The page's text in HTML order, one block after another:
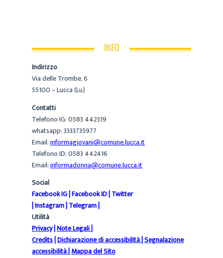
INFO
Indirizzo
Via delle Trombe, 6
55100 – Lucca (Lu)
Contatti
Telefono IG: 0583 442319
whatsapp: 3333735977
Email:informagiovani@comune.lucca.it
Telefono ID: 0583 442416
Email:informadonna@comune.lucca.it
Social
Facebook IG|Facebook ID|Twitter
|Instagram|Telegram|
Utilità
Privacy|Note Legali|
Credits|Dichiarazione di accessibilità|Segnalazione
accessibilità|Mappa del Sito